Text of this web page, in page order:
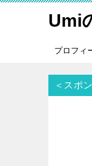
Umi
プロフィ
＜スポ